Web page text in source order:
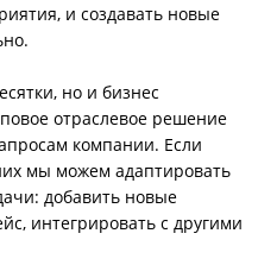
и создавать новые
но и бизнес
отраслевое решение
компании. Если
мы можем адаптировать
добавить новые
интегрировать с другими